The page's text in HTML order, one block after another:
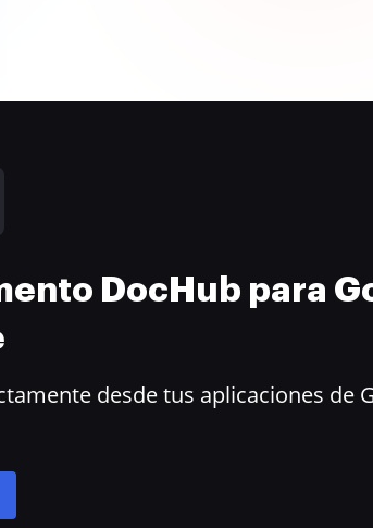
DocHub para
desde tus aplicaciones de